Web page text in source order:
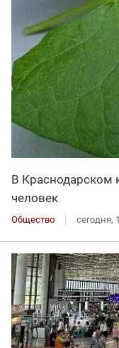
В Краснодарском
человек
Общество сегодня,